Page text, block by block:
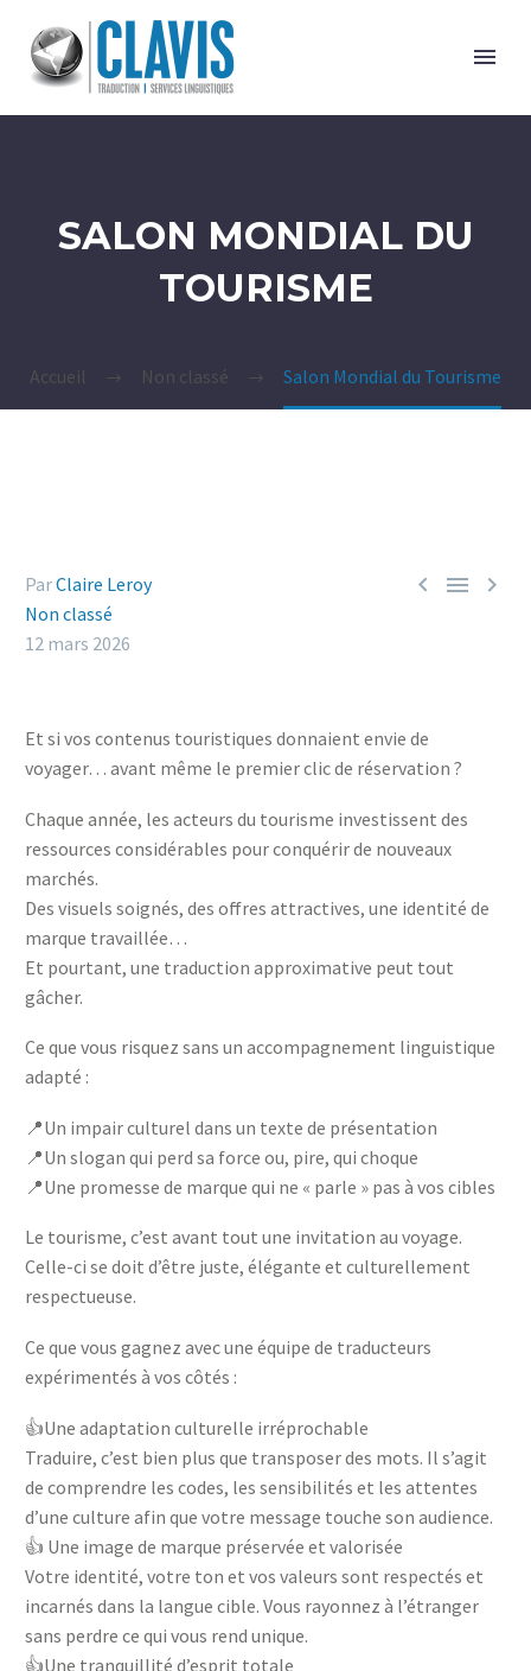
SALON MONDIAL DU
TOURISME
Accueil Non classé Salon Mondial du Tourisme
  
ParClaire Leroy
Non classé
12 mars 2026
Et si vos contenus touristiques donnaient envie de
voyager… avant même le premier clic de réservation ?
Chaque année, les acteurs du tourisme investissent des
ressources considérables pour conquérir de nouveaux
marchés.
Des visuels soignés, des offres attractives, une identité de
marque travaillée…
Et pourtant, une traduction approximative peut tout
gâcher.
Ce que vous risquez sans un accompagnement linguistique
adapté :
📍Un impair culturel dans un texte de présentation
📍Un slogan qui perd sa force ou, pire, qui choque
📍Une promesse de marque qui ne « parle » pas à vos cibles
Le tourisme, c’est avant tout une invitation au voyage.
Celle-ci se doit d’être juste, élégante et culturellement
respectueuse.
Ce que vous gagnez avec une équipe de traducteurs
expérimentés à vos côtés :
👍Une adaptation culturelle irréprochable
Traduire, c’est bien plus que transposer des mots. Il s’agit
de comprendre les codes, les sensibilités et les attentes
d’une culture afin que votre message touche son audience.
👍 Une image de marque préservée et valorisée
Votre identité, votre ton et vos valeurs sont respectés et
incarnés dans la langue cible. Vous rayonnez à l’étranger
sans perdre ce qui vous rend unique.
👍Une tranquillité d’esprit totale